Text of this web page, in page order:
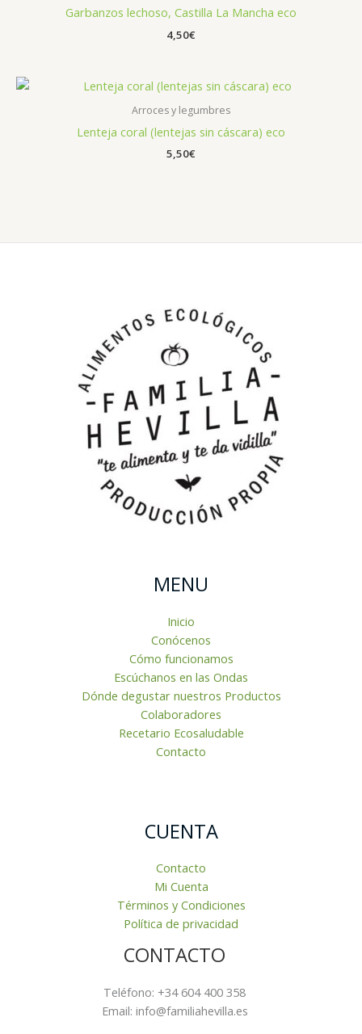
Garbanzos lechoso, Castilla La Mancha eco
4,50€
Arroces y legumbres
Lenteja coral (lentejas sin cáscara) eco
5,50€
MENU
Inicio
Conócenos
Cómo funcionamos
Escúchanos en las Ondas
Dónde degustar nuestros Productos
Colaboradores
Recetario Ecosaludable
Contacto
CUENTA
Contacto
Mi Cuenta
Términos y Condiciones
Política de privacidad
CONTACTO
Teléfono: +34 604 400 358
Email: info@familiahevilla.es